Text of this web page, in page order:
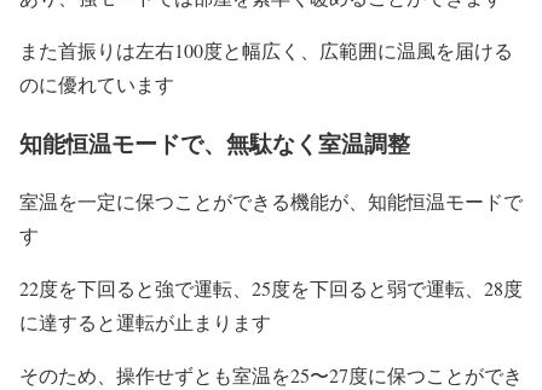
また首振りは左右100度と幅広く、広範囲に温風を届ける
のに優れています
知能恒温モードで、無駄なく室温調整
室温を一定に保つことができる機能が、知能恒温モードで
す
22度を下回ると強で運転、25度を下回ると弱で運転、28度
に達すると運転が止まります
そのため、操作せずとも室温を25〜27度に保つことができ